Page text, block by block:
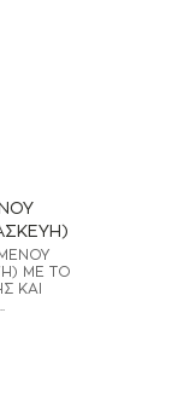
ΜΕ ΤΟ
ΚΑΙ